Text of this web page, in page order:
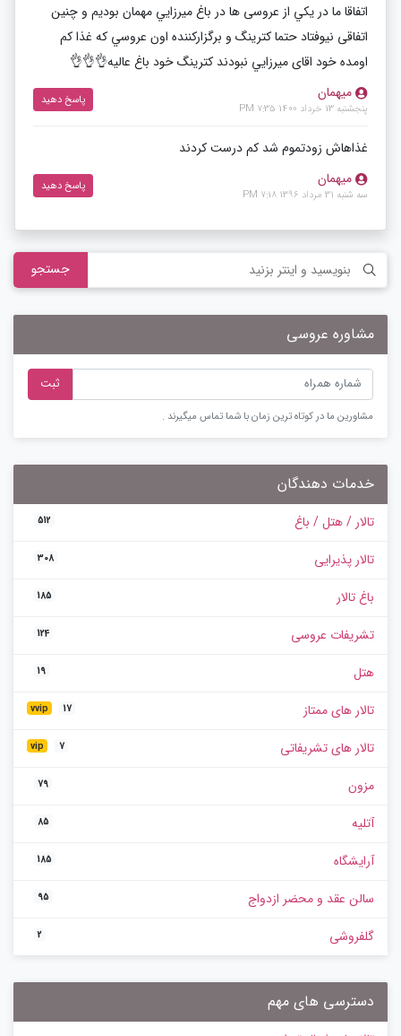
اتفاقا ما در يكي از عروسى ها در باغ ميرزايي مهمان بوديم و چنين
اتفاقى نيوفتاد حتما كترينگ و برگزاركننده اون عروسي كه غذا كم
اومده خود اقاى ميرزايي نبودند كترينگ خود باغ عاليه👌👌👌
ميهمان
پنجشنبه 13 خرداد 1400 7:35 PM
پاسخ دهید
غذاهاش زودتموم شد کم درست کردند
میهمان
سه شنبه 31 مرداد 1396 7:18 PM
پاسخ دهید
جستجو
مشاوره عروسی
ثبت
مشاورین ما در کوتاه ترین زمان با شما تماس میگیرند .
خدمات دهندگان
تالار / هتل / باغ 512
تالار پذیرایی 308
باغ تالار 185
تشریفات عروسی 124
هتل 19
تالار های ممتاز vvip 17
تالار های تشریفاتی vip 7
مزون 79
آتلیه 85
آرایشگاه 185
سالن عقد و محضر ازدواج 95
گلفروشی 2
دسترسی های مهم